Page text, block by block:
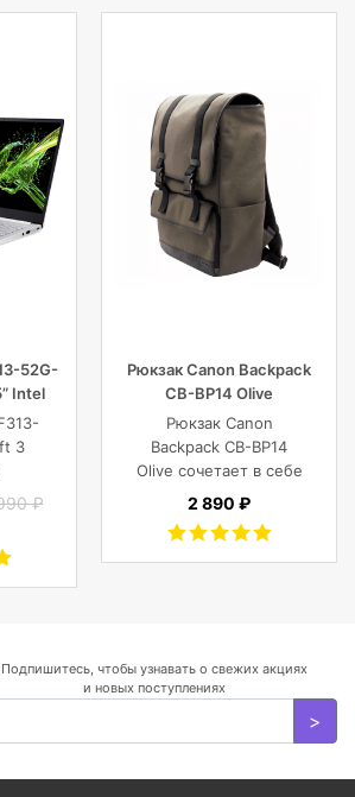
52G-
Intel
3
Intel₽
Рюкзак Canon Backpack
CB-BP14 Olive
Рюкзак Canon
Backpack CB-BP14
Olive сочетает в себе
винтажный стиль,
современный
комфорт, и защиту
2 890 ₽
Подпишитесь, чтобы узнавать о свежих акциях
и новых поступлениях
>